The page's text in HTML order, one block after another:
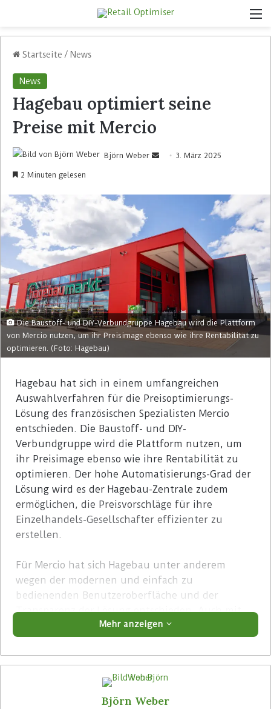
Startseite / News
News
Hagebau optimiert seine
Preise mit Mercio
Björn Weber 3. März 2025
2 Minuten gelesen
Die Baustoff- und DIY-Verbundgruppe Hagebau wird die Plattform
von Mercio nutzen, um ihr Preisimage ebenso wie ihre Rentabilität zu
optimieren. (Foto: Hagebau)
Hagebau hat sich in einem umfangreichen
Auswahlverfahren für die Preisoptimierungs-
Lösung des französischen Spezialisten Mercio
entschieden. Die Baustoff- und DIY-
Verbundgruppe wird die Plattform nutzen, um
ihr Preisimage ebenso wie ihre Rentabilität zu
optimieren. Der hohe Automatisierungs-Grad der
Lösung wird es der Hagebau-Zentrale zudem
ermöglichen, die Preisvorschläge für ihre
Einzelhandels-Gesellschafter effizienter zu
erstellen.
Für Mercio hat sich Hagebau unter anderem
wegen der modernen und einfach zu
bedienenden Benutzeroberfläche und der
Transparenz der Lösung entschieden. Auch mit
ihrer Simulation der Auswirkung von
Preisänderungen auf wesentliche Kennzahlen
und dem Monitoring der Ergebnisse nach ihrer
Umsetzung in den Vertriebsstätten hat Mercio die
Verbundgruppe begeistert.
Mehr anzeigen
Björn Weber